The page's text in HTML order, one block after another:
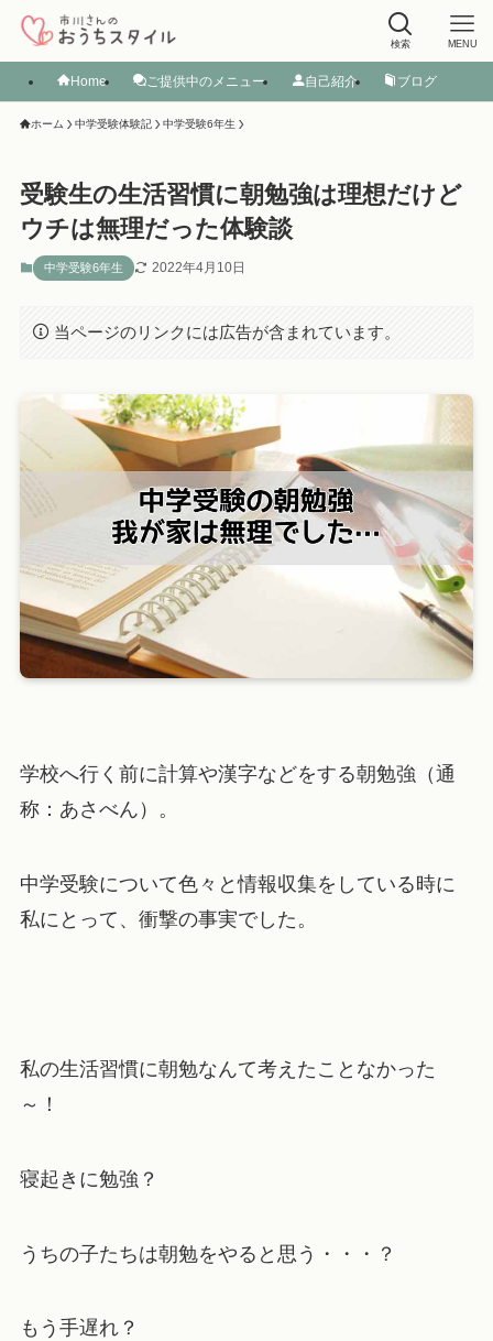
検索 MENU
Home ご提供中のメニュー 自己紹介 ブログ
ホーム 中学受験体験記 中学受験6年生
受験生の生活習慣に朝勉強は理想だけど
ウチは無理だった体験談
中学受験6年生 2022年4月10日
当ページのリンクには広告が含まれています。
学校へ行く前に計算や漢字などをする朝勉強（通
称：あさべん）。
中学受験について色々と情報収集をしている時に
私にとって、衝撃の事実でした。
私の生活習慣に朝勉なんて考えたことなかった
～！
寝起きに勉強？
うちの子たちは朝勉をやると思う・・・？
もう手遅れ？